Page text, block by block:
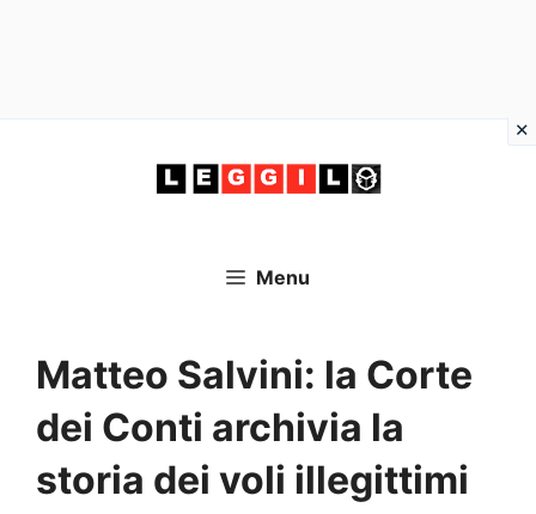
Menu
Matteo Salvini: la Corte
dei Conti archivia la
storia dei voli illegittimi